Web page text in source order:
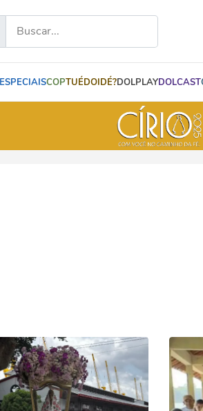
ESPECIAISCOPTUÉDOIDÉ?DOLPLAYDOLCAST